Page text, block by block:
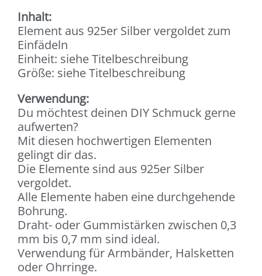
Pack)
Menge
Inhalt:
Element aus 925er Silber vergoldet zum
Einfädeln
Einheit: siehe Titelbeschreibung
Größe: siehe Titelbeschreibung
Verwendung:
Du möchtest deinen DIY Schmuck gerne
aufwerten?
Mit diesen hochwertigen Elementen
gelingt dir das.
Die Elemente sind aus 925er Silber
vergoldet.
Alle Elemente haben eine durchgehende
Bohrung.
Draht- oder Gummistärken zwischen 0,3
mm bis 0,7 mm sind ideal.
Verwendung für Armbänder, Halsketten
oder Ohrringe.